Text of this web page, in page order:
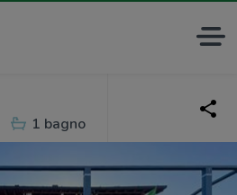
1 bagno